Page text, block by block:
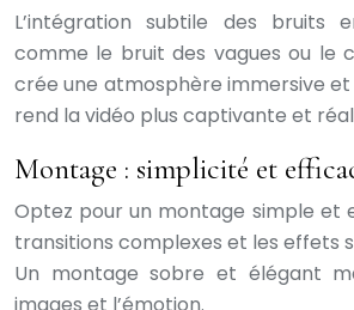
L’intégration subtile des bruits
comme le bruit des vagues ou le
crée une atmosphère immersive
rend la vidéo plus captivante et
Montage : simplicité et
Optez pour un montage simple et
transitions complexes et les effets
Un montage sobre et élégant